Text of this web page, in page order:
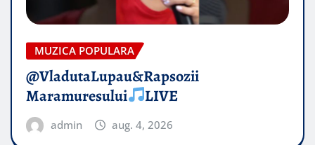
MUZICA POPULARA
@VladutaLupau&Rapsozii
Maramuresului
LIVE
admin aug. 4, 2026